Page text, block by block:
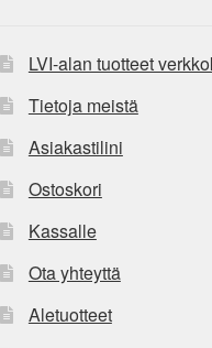
LVI-alan tuotteet
Tietoja meistä
Asiakastilini
Ostoskori
Kassalle
Ota yhteyttä
Aletuotteet